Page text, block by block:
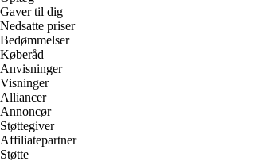
Gaver til dig
Nedsatte priser
Bedømmelser
Køberåd
Anvisninger
Visninger
Alliancer
Annoncør
Støttegiver
Affiliatepartner
Støtte